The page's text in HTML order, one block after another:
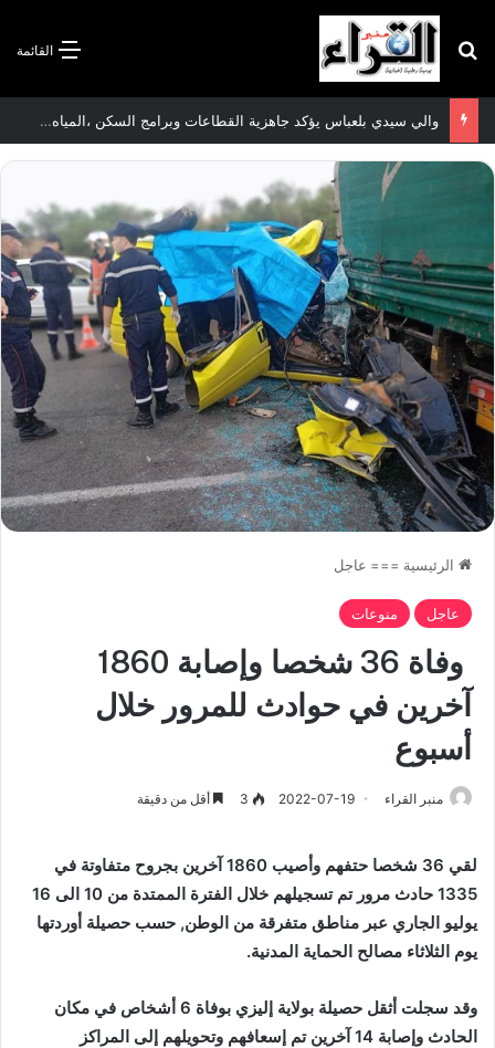
القائمة بحث عن
في ربع نهائي كأس أمم إفريقيا 2026: سيدات الجزائر على بعد90 دقيقة من بلوغ نهائيات مونديال البرازيل
الرئيسية === عاجل
عاجل منوعات
وفاة 36 شخصا وإصابة 1860
آخرين في حوادث للمرور خلال
أسبوع
منبر القراء 2022-07-19
3 أقل من دقيقة
لقي 36 شخصا حتفهم وأصيب 1860 آخرين بجروح متفاوتة في
1335 حادث مرور تم تسجيلهم خلال الفترة الممتدة من 10 الى 16
يوليو الجاري عبر مناطق متفرقة من الوطن, حسب حصيلة أوردتها
يوم الثلاثاء مصالح الحماية المدنية.
وقد سجلت أثقل حصيلة بولاية إليزي بوفاة 6 أشخاص في مكان
الحادث وإصابة 14 آخرين تم إسعافهم وتحويلهم إلى المراكز